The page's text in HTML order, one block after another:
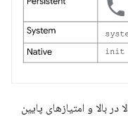
در بالا و امتیازهای پایین